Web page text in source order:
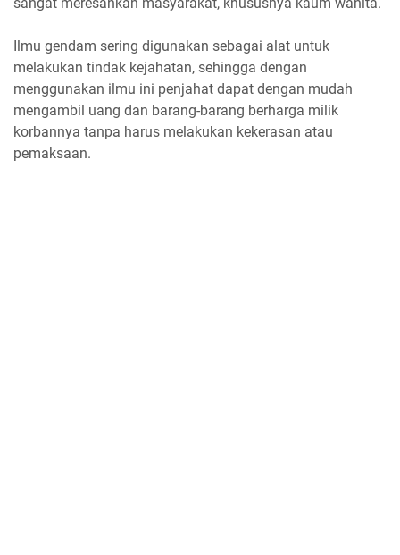
Ilmu gendam sering digunakan sebagai alat untuk
melakukan tindak kejahatan, sehingga dengan
menggunakan ilmu ini penjahat dapat dengan mudah
mengambil uang dan barang-barang berharga milik
korbannya tanpa harus melakukan kekerasan atau
pemaksaan.